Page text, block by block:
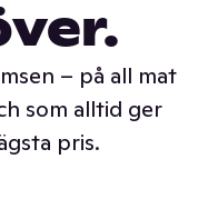
– på all mat
som alltid ger
pris.